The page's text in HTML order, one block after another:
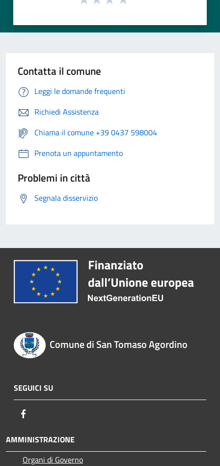
Contatta il comune
Leggi le domande frequenti
Richiedi Assistenza
Chiama il comune +39 0437 598004
Prenota un appuntamento
Problemi in città
Segnala disservizio
Comune di San Tomaso Agordino
SEGUICI SU
AMMINISTRAZIONE
Organi di Governo